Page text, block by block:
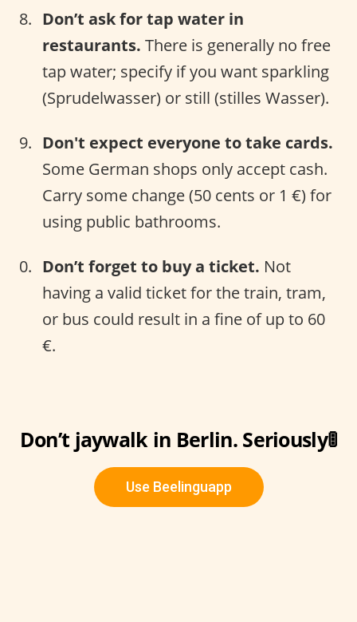
Don’t ask for tap water in
restaurants. There is generally no free
tap water; specify if you want sparkling
(Sprudelwasser) or still (stilles Wasser).
Don't expect everyone to take cards.
Some German shops only accept cash.
Carry some change (50 cents or 1 €) for
using public bathrooms.
Don’t forget to buy a ticket. Not
having a valid ticket for the train, tram,
or bus could result in a fine of up to 60
€.
Don’t jaywalk in Berlin. Seriously🚦
Use Beelinguapp